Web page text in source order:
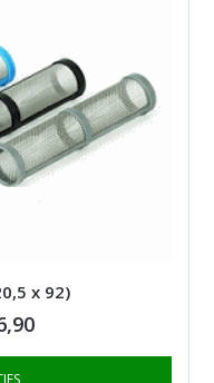
x 92)
Current
price